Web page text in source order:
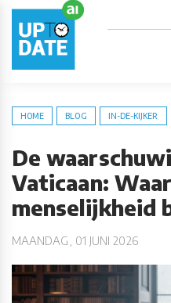
HOME BLOG IN-DE-KIJKER
De
Vaticaan:
menselijkheid
MAANDAG, 01 JUNI 2026